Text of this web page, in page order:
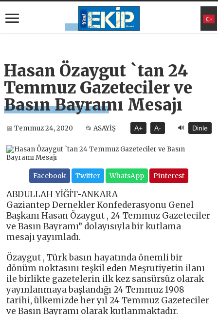
Hasan Özaygut `tan 24
Temmuz Gazeteciler ve
Basın Bayramı Mesajı
📅 Temmuz 24, 2020 📂 ASAYİŞ A+ A- 🔊 Dinle
Facebook Twitter WhatsApp Pinterest
ABDULLAH YİĞİT-ANKARA
Gaziantep Dernekler Konfederasyonu Genel
Başkanı Hasan Özaygut , 24 Temmuz Gazeteciler
ve Basın Bayramı” dolayısıyla bir kutlama
mesajı yayımladı.
Özaygut , Türk basın hayatında önemli bir
dönüm noktasını teşkil eden Meşrutiyetin ilanı
ile birlikte gazetelerin ilk kez sansürsüz olarak
yayınlanmaya başlandığı 24 Temmuz 1908
tarihi, ülkemizde her yıl 24 Temmuz Gazeteciler
ve Basın Bayramı olarak kutlanmaktadır.